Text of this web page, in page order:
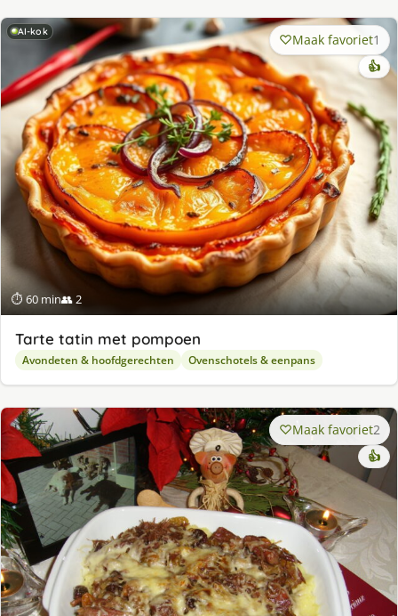
AI-kok
⏱ 60 min👥 2
Maak favoriet1
👍
Tarte tatin met pompoen
Avondeten & hoofdgerechten Ovenschotels & eenpans
Maak favoriet2
👍